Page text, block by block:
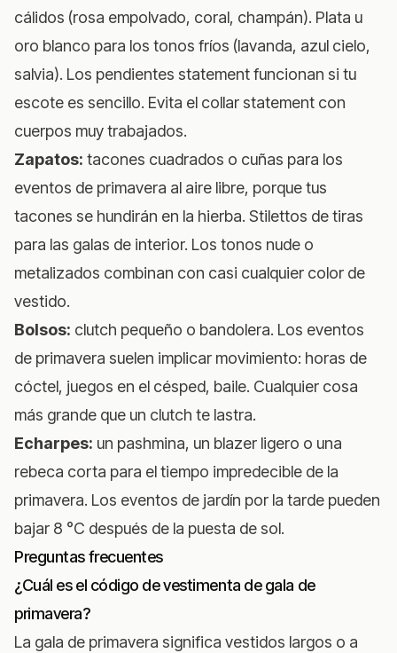
cálidos (rosa empolvado, coral, champán). Plata u
oro blanco para los tonos fríos (lavanda, azul cielo,
salvia). Los pendientes statement funcionan si tu
escote es sencillo. Evita el collar statement con
cuerpos muy trabajados.
Zapatos: tacones cuadrados o cuñas para los
eventos de primavera al aire libre, porque tus
tacones se hundirán en la hierba. Stilettos de tiras
para las galas de interior. Los tonos nude o
metalizados combinan con casi cualquier color de
vestido.
Bolsos: clutch pequeño o bandolera. Los eventos
de primavera suelen implicar movimiento: horas de
cóctel, juegos en el césped, baile. Cualquier cosa
más grande que un clutch te lastra.
Echarpes: un pashmina, un blazer ligero o una
rebeca corta para el tiempo impredecible de la
primavera. Los eventos de jardín por la tarde pueden
bajar 8 °C después de la puesta de sol.
Preguntas frecuentes
¿Cuál es el código de vestimenta de gala de
primavera?
La gala de primavera significa vestidos largos o a